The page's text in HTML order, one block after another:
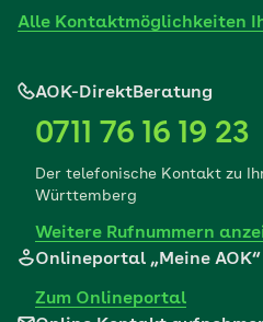
Alle Kontaktmöglichkeiten
AOK-DirektBeratung
0711 76 16 19 23
Der telefonische Kontakt zu
Württemberg
Weitere Rufnummern
Onlineportal „Meine AOK“
Zum Onlineportal